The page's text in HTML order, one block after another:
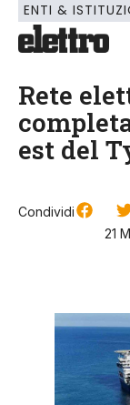
ENTI &
Rete
est del
Condividi
21